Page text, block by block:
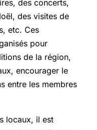
des concerts,
des visites de
etc. Ces
pour
de la région,
encourager le
entre les membres
locaux, il est